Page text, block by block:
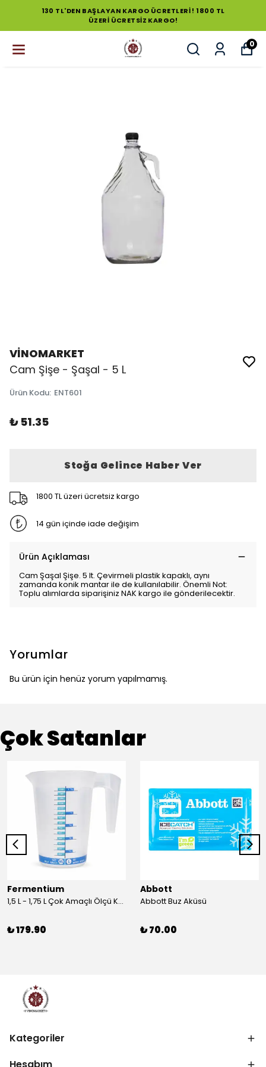
130 TL'DEN BAŞLAYAN KARGO ÜCRETLERİ ! 1800 TL
ÜZERİ ÜCRETSİZ KARGO!
0
VİNOMARKET
Cam Şişe - Şaşal - 5 L
Ürün Kodu: ENT601
₺ 51.35
Stoğa Gelince Haber Ver
1800 TL üzeri ücretsiz kargo
14 gün içinde iade değişim
Ürün Açıklaması
Cam Şaşal Şişe. 5 lt. Çevirmeli plastik kapaklı, aynı
zamanda konik mantar ile de kullanılabilir. Önemli Not:
Toplu alımlarda siparişiniz NAK kargo ile gönderilecektir.
Yorumlar
Bu ürün için henüz yorum yapılmamış.
Çok Satanlar
Fermentium
1,5 L - 1,75 L Çok Amaçlı Ölçü Kabı PlastArt
₺ 179.90
Abbott
Abbott Buz Aküsü
₺ 70.00
Kategoriler